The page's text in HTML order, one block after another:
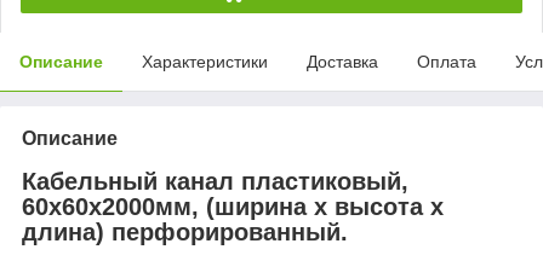
Описание Характеристики Доставка Оплата
Описание
Кабельный канал пластиковый,
60х60х2000мм, (ширина х высота х
длина) перфорированный.